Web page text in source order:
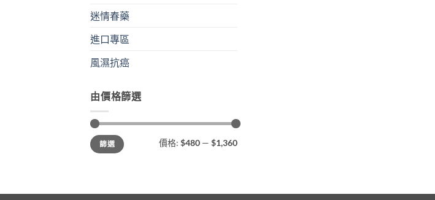
迷情春藥
進口專區
風濕抗癌
由價格篩選
最
低
價
最
高
價
篩選 價格: $480 — $1,360